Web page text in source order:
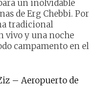
un inolvidable
de Erg Chebbi. Por
tradicional
vivo y una noche
campamento en el
– Aeropuerto de